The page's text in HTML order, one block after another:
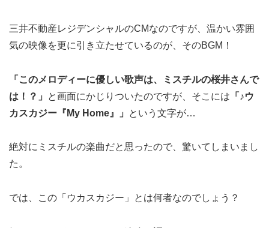
三井不動産レジデンシャルのCMなのですが、温かい雰囲
気の映像を更に引き立たせているのが、そのBGM！
「このメロディーに優しい歌声は、ミスチルの桜井さんで
は！？」
と画面にかじりついたのですが、そこには 「♪ウ
カスカジー『My Home』」
という文字が…
絶対にミスチルの楽曲だと思ったので、驚いてしまいまし
た。
では、この「ウカスカジー」とは何者なのでしょう？